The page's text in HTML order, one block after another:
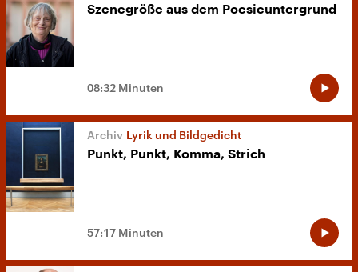
Szenegröße aus dem Poesieuntergrund
08:32 Minuten
Lyrik und Bildgedicht
Punkt, Punkt, Komma, Strich
57:17 Minuten